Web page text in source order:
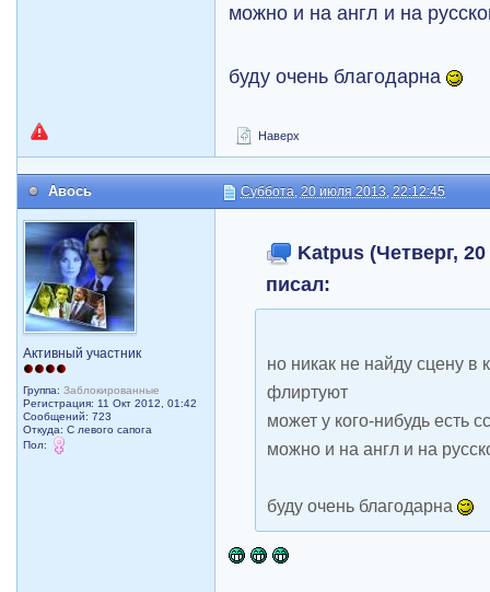
можно и на англ и на
буду очень благодарна
Наверх
Авось Суббота, 20 июля 2013, 22:12:45
Активный участник
Группа:Заблокированные
Регистрация: 11 Окт 2012, 01:42
Сообщений: 723
Откуда: С левого сапога
Пол:
Katpus (Четверг,
писал:
но никак не найду сцену
флиртуют
может у кого-нибудь есть
можно и на англ и на
буду очень благодарна